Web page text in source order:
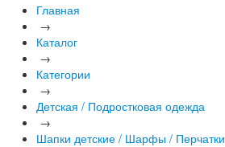
Главная
→
Каталог
→
Категории
→
Детская / Подростковая одежда
→
Шапки детские / Шарфы / Перчатки